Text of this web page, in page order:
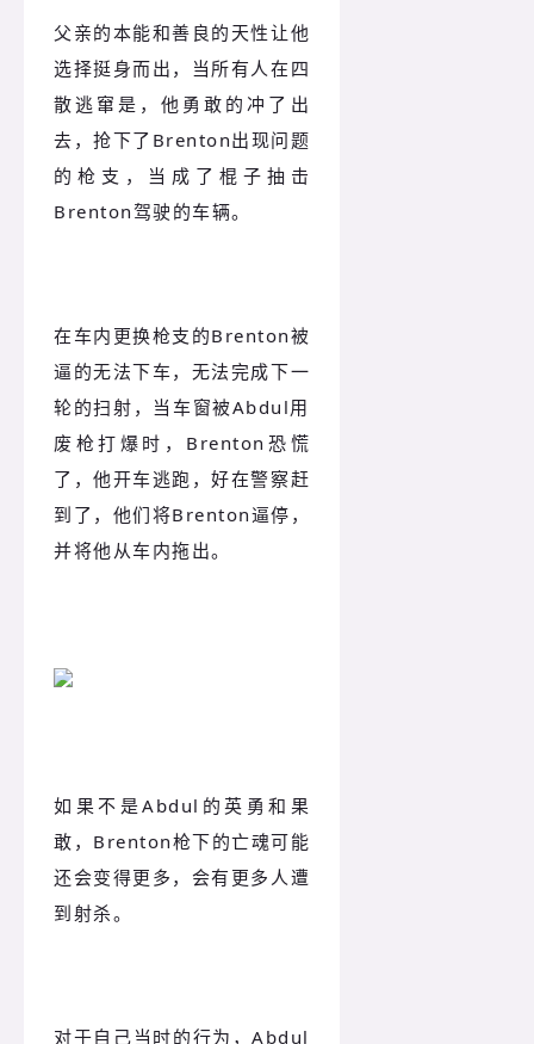
父亲的本能和善良的天性让他
选择挺身而出，当所有人在四
散逃窜是，他勇敢的冲了出
去，抢下了Brenton出现问题
的枪支，当成了棍子抽击
Brenton驾驶的车辆。
在车内更换枪支的Brenton被
逼的无法下车，无法完成下一
轮的扫射，当车窗被Abdul用
废枪打爆时，Brenton恐慌
了，他开车逃跑，好在警察赶
到了，他们将Brenton逼停，
并将他从车内拖出。
如果不是Abdul的英勇和果
敢，Brenton枪下的亡魂可能
还会变得更多，会有更多人遭
到射杀。
对于自己当时的行为，Abdul